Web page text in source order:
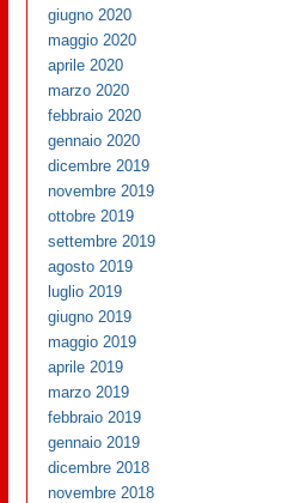
giugno 2020
maggio 2020
aprile 2020
marzo 2020
febbraio 2020
gennaio 2020
dicembre 2019
novembre 2019
ottobre 2019
settembre 2019
agosto 2019
luglio 2019
giugno 2019
maggio 2019
aprile 2019
marzo 2019
febbraio 2019
gennaio 2019
dicembre 2018
novembre 2018